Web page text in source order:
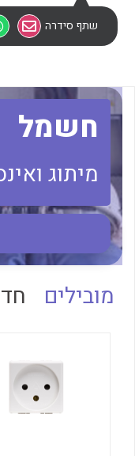
לכל מוצרי היצרן
לכל מוצרי היצרן
שתף סידרה
חשמל
מיתוג
מובילים